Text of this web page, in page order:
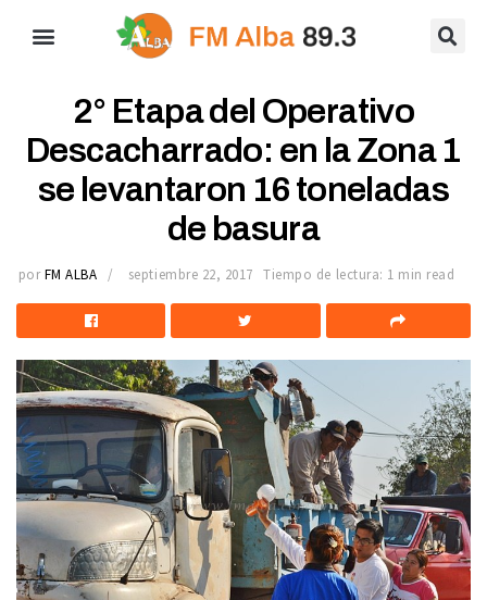
2° Etapa del Operativo
Descacharrado: en la Zona 1
se levantaron 16 toneladas
de basura
por FM ALBA septiembre 22, 2017 Tiempo de lectura: 1 min read